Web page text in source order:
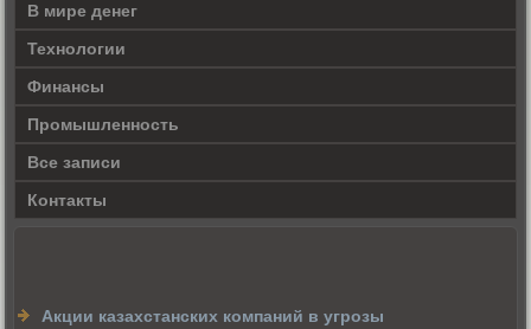
В мире денег
Технологии
Финансы
Промышленность
Все записи
Контакты
Акции казахстанских компаний в угрозы